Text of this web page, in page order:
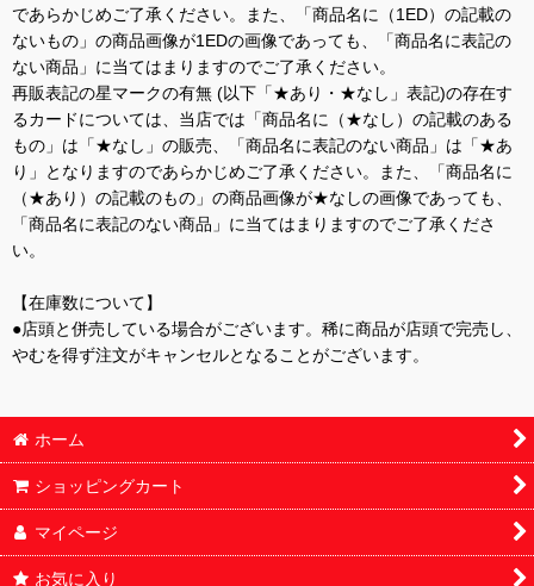
であらかじめご了承ください。また、「商品名に（1ED）の記載の
ないもの」の商品画像が1EDの画像であっても、「商品名に表記の
ない商品」に当てはまりますのでご了承ください。
再販表記の星マークの有無 (以下「★あり・★なし」表記)の存在す
るカードについては、当店では「商品名に（★なし）の記載のある
もの」は「★なし」の販売、「商品名に表記のない商品」は「★あ
り」となりますのであらかじめご了承ください。また、「商品名に
（★あり）の記載のもの」の商品画像が★なしの画像であっても、
「商品名に表記のない商品」に当てはまりますのでご了承くださ
い。
【在庫数について】
●店頭と併売している場合がございます。稀に商品が店頭で完売し、
やむを得ず注文がキャンセルとなることがございます。
ホーム
ショッピングカート
マイページ
お気に入り